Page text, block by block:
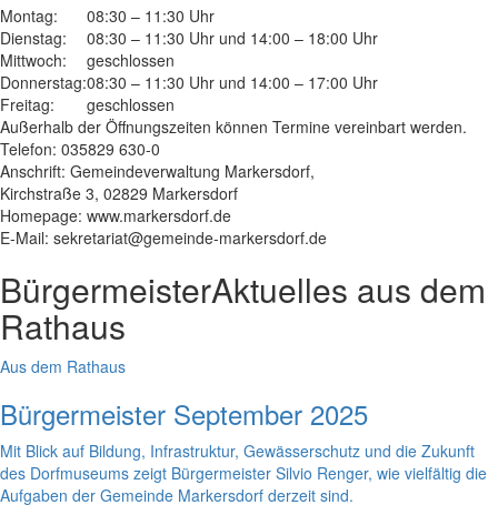
Montag:
08:30 – 11:30 Uhr
Dienstag:
08:30 – 11:30 Uhr und 14:00 – 18:00 Uhr
Mittwoch:
geschlossen
Donnerstag:08:30 – 11:30 Uhr und 14:00 – 17:00 Uhr
Freitag:
geschlossen
Außerhalb der Öffnungszeiten können Termine vereinbart werden.
Telefon: 035829 630-0
Anschrift: Gemeindeverwaltung Markersdorf,
Kirchstraße 3, 02829 Markersdorf
Homepage: www.markersdorf.de
E-Mail: sekretariat@gemeinde-markersdorf.de
BürgermeisterAktuelles aus dem
Rathaus
Aus dem Rathaus
Bürgermeister September 2025
Mit Blick auf Bildung, Infrastruktur, Gewässerschutz und die Zukunft
des Dorfmuseums zeigt Bürgermeister Silvio Renger, wie vielfältig die
Aufgaben der Gemeinde Markersdorf derzeit sind.